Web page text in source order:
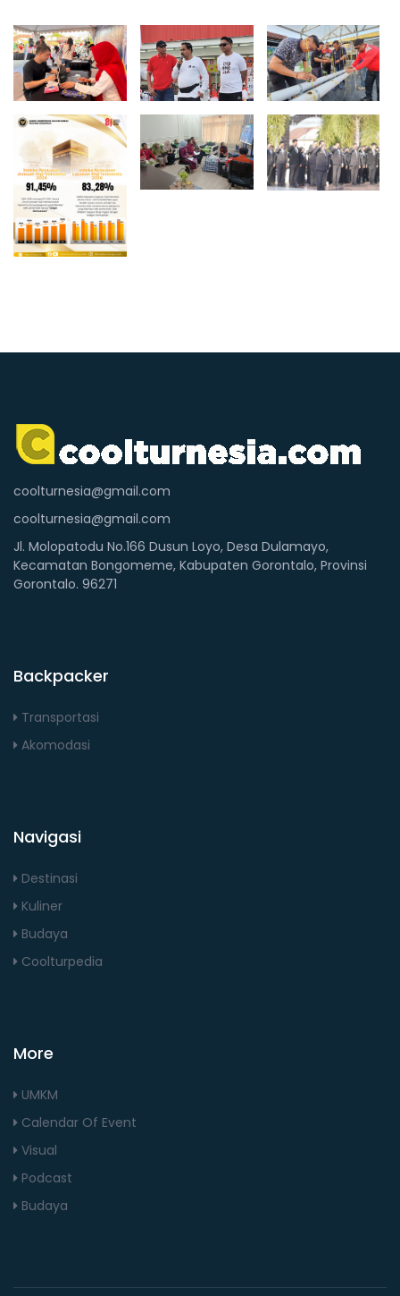
coolturnesia@gmail.com
coolturnesia@gmail.com
Jl. Molopatodu No.166 Dusun Loyo, Desa Dulamayo,
Kecamatan Bongomeme, Kabupaten Gorontalo, Provinsi
Gorontalo. 96271
Backpacker
Transportasi
Akomodasi
Navigasi
Destinasi
Kuliner
Budaya
Coolturpedia
More
UMKM
Calendar Of Event
Visual
Podcast
Budaya